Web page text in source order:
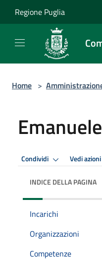
Regione Puglia
Home >
Condividi Vedi azioni
INDICE DELLA PAGINA
Incarichi
Organizzazioni
Competenze